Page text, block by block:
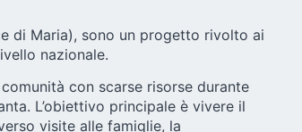
di Maria), sono un progetto rivolto ai
nazionale.
con scarse risorse durante
L’obiettivo principale è vivere il
visite alle famiglie, la